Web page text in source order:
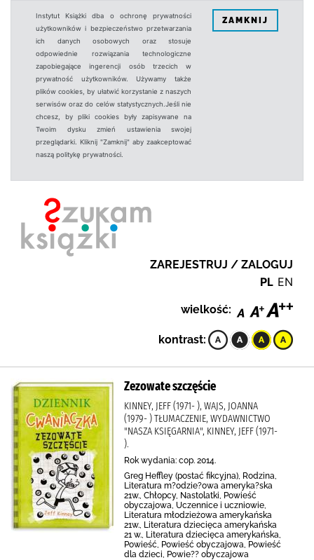
Instytut Książki dba o ochronę prywatności
użytkowników i bezpieczeństwo przetwarzania
ich danych osobowych oraz stosuje
odpowiednie rozwiązania technologiczne
zapobiegające ingerencji osób trzecich w
prywatność użytkowników. Używamy także
plików cookies, by ułatwić korzystanie z naszych
serwisów oraz do celów statystycznych.Jeśli nie
chcesz, by pliki cookies były zapisywane na
Twoim dysku zmień ustawienia swojej
przeglądarki. Kliknij "Zamknij" aby zaakceptować
naszą politykę prywatności.
ZAMKNIJ
ZAREJESTRUJ / ZALOGUJ
PL EN
wielkość:
kontrast:
Zezowate szczęście
KINNEY, JEFF (1971- ), WAJS, JOANNA
(1979- ) TŁUMACZENIE, WYDAWNICTWO
"NASZA KSIĘGARNIA", KINNEY, JEFF (1971-
).
Rok wydania: cop. 2014.
Greg Heffley (postać fikcyjna), Rodzina,
Literatura m?odzie?owa ameryka?ska
21w., Chłopcy, Nastolatki, Powieść
obyczajowa, Uczennice i uczniowie,
Literatura młodzieżowa amerykańska
21w., Literatura dziecięca amerykańska
21 w., Literatura dziecięca amerykańska,
Powieść, Powieść obyczajowa, Powieść
dla dzieci, Powie?? obyczajowa